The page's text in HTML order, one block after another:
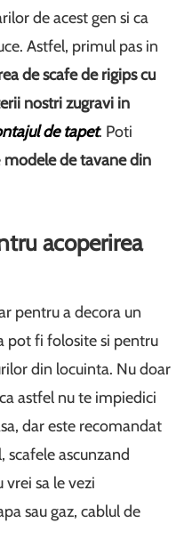
de acest gen si ca
Astfel, primul pas in
de scafe de rigips cu
nostri zugravi in
de tapet. Poti
modele de tavane din
acoperirea
pentru a decora un
pot fi folosite si pentru
din locuinta. Nu doar
astfel nu te impiedici
dar este recomandat
scafele ascunzand
vrei sa le vezi
sau gaz, cablul de